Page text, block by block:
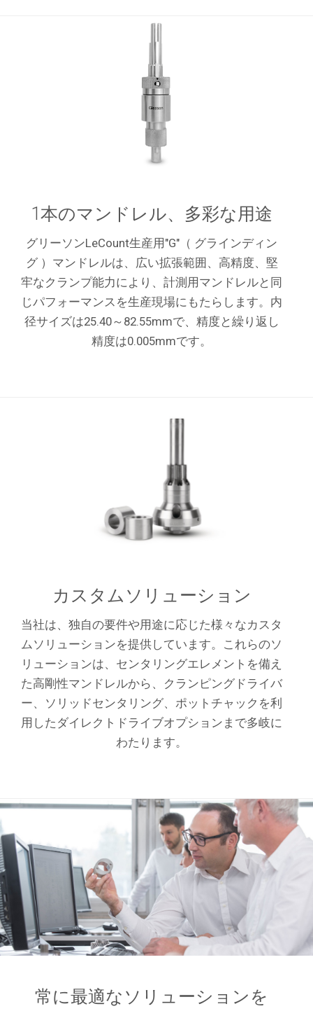
1本のマンドレル、多彩な用途
グリーソンLeCount生産用"G"（ グラインディン
グ ）マンドレルは、広い拡張範囲、高精度、堅
牢なクランプ能力により、計測用マンドレルと同
じパフォーマンスを生産現場にもたらします。内
径サイズは25.40～82.55mmで、精度と繰り返し
精度は0.005mmです。
カスタムソリューション
当社は、独自の要件や用途に応じた様々なカスタ
ムソリューションを提供しています。これらのソ
リューションは、センタリングエレメントを備え
た高剛性マンドレルから、クランピングドライバ
ー、ソリッドセンタリング、ポットチャックを利
用したダイレクトドライブオプションまで多岐に
わたります。
常に最適なソリューションを